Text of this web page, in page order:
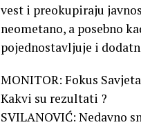
vest i preokupiraju
neometano, a posebno
pojednostavljuje i
MONITOR: Fokus
Kakvi su rezultati ?
SVILANOVIĆ: Nedavno